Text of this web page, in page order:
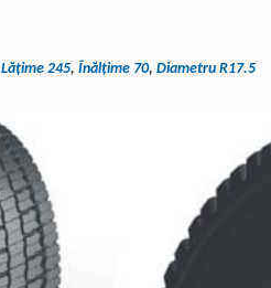
Lăţime 245, Înălţime 70, Diametru R17.5